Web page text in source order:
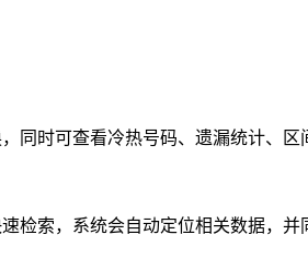
时可查看冷热号码、遗漏统计、
索，系统会自动定位相关数据，